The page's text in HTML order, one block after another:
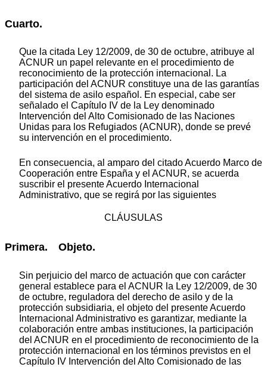
Cuarto.
Que la citada Ley 12/2009, de 30 de octubre, atribuye al
ACNUR un papel relevante en el procedimiento de
reconocimiento de la protección internacional. La
participación del ACNUR constituye una de las garantías
del sistema de asilo español. En especial, cabe ser
señalado el Capítulo IV de la Ley denominado
Intervención del Alto Comisionado de las Naciones
Unidas para los Refugiados (ACNUR), donde se prevé
su intervención en el procedimiento.
En consecuencia, al amparo del citado Acuerdo Marco de
Cooperación entre España y el ACNUR, se acuerda
suscribir el presente Acuerdo Internacional
Administrativo, que se regirá por las siguientes
CLÁUSULAS
Primera. Objeto.
Sin perjuicio del marco de actuación que con carácter
general establece para el ACNUR la Ley 12/2009, de 30
de octubre, reguladora del derecho de asilo y de la
protección subsidiaria, el objeto del presente Acuerdo
Internacional Administrativo es garantizar, mediante la
colaboración entre ambas instituciones, la participación
del ACNUR en el procedimiento de reconocimiento de la
protección internacional en los términos previstos en el
Capítulo IV Intervención del Alto Comisionado de las